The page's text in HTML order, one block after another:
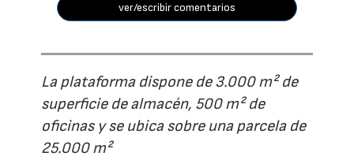
ver/escribir comentarios
La plataforma dispone de 3.000 m² de
superficie de almacén, 500 m² de
oficinas y se ubica sobre una parcela de
25.000 m²